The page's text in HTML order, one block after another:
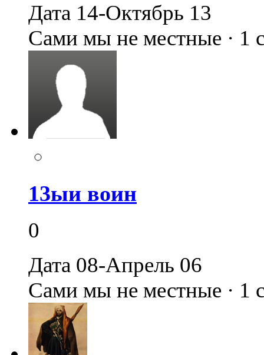
Дата 14-Октябрь 13
Сами мы не местные · 1
13ыи воин
0
Дата 08-Апрель 06
Сами мы не местные · 1